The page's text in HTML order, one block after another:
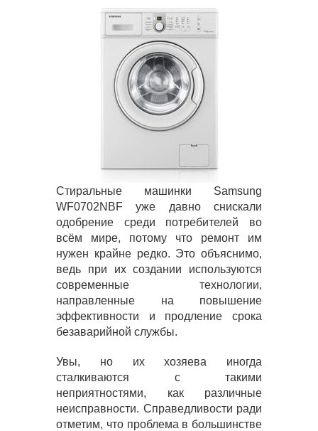
Стиральные машинки Samsung
WF0702NBF уже давно снискали
одобрение среди потребителей во
всём мире, потому что ремонт им
нужен крайне редко. Это объяснимо,
ведь при их создании используются
современные технологии,
направленные на повышение
эффективности и продление срока
безаварийной службы.
Увы, но их хозяева иногда
сталкиваются с такими
неприятностями, как различные
неисправности. Справедливости ради
отметим, что проблема в большинстве